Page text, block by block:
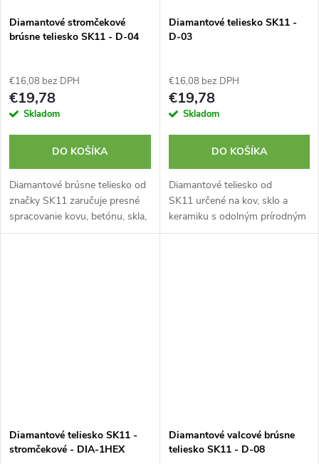
Diamantové stromčekové
brúsne teliesko SK11 - D-04
€16,08 bez DPH
€19,78
Skladom
DO KOŠÍKA
Diamantové brúsne teliesko od
značky SK11 zaručuje presné
spracovanie kovu, betónu, skla,
mramoru alebo keramiky s
Diamantové teliesko SK11 -
D-03
€16,08 bez DPH
€19,78
Skladom
DO KOŠÍKA
Diamantové teliesko od
SK11 určené na kov, sklo a
keramiku s odolným prírodným
diamantovým povlakom.
Diamantové teliesko SK11 -
stromčekové - DIA-1HEX
Diamantové valcové brúsne
teliesko SK11 - D-08